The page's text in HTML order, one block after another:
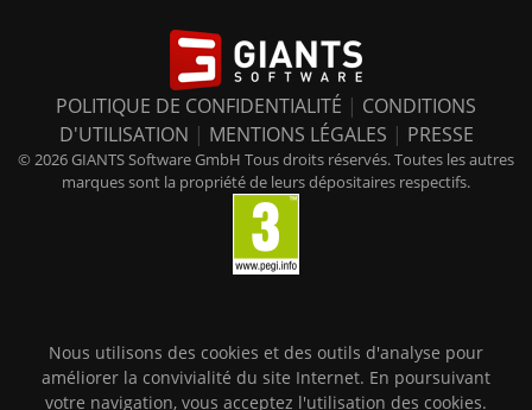
POLITIQUE DE CONFIDENTIALITÉ | CONDITIONS
D'UTILISATION | MENTIONS LÉGALES | PRESSE
© 2026 GIANTS Software GmbH Tous droits réservés. Toutes les autres
marques sont la propriété de leurs dépositaires respectifs.
Nous utilisons des cookies et des outils d'analyse pour
améliorer la convivialité du site Internet. En poursuivant
votre navigation, vous acceptez l'utilisation des cookies.